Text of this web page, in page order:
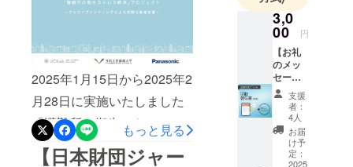
て。今年の残り３ヶ月も、
健やかにお過ごしくださ
い。
したプロダクトのその後の
様子をお伺いすべく、福岡
県八女郡広川町の社会福祉
協議会さまにお邪魔して来
ました。「みんなの快適
シューズボックス」はナノ
イー発生機とともに、元気
報告書～
2025年1月15日から2025年2
月28日に実施いたしました
「避難所の衛生ストレス解
決」プロジェクトのクラウ
もっと見る
【日本財団ジャー
生行動がで
きなくなる
ことで生じ
る避難生活
での「衛生
ストレス」
に着目。特
に「にお
い」の問題
3,0
00 円
【お礼
のメッ
セー
ジ・活
動報告
プラン
A】 感
謝の気
持ちを
支援
者：
4人
お届
け予
定：
2025